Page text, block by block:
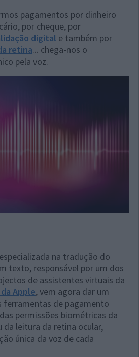
pagamentos por dinheiro
por cheque, por
digital e também por
retina... chega-nos o
pela voz.
na tradução do
texto, responsável por um dos
de assistentes virtuais da
Apple, vem agora dar um
ferramentas de pagamento
permissões biométricas da
leitura da retina ocular,
única da voz de cada